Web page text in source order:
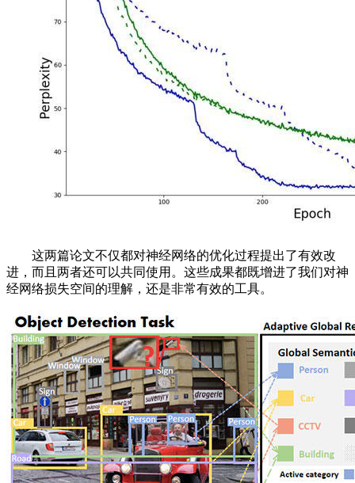
这两篇论文不仅都对神经网络的优化过程提出了有效改
进，而且两者还可以共同使用。这些成果都既增进了我们对神
经网络损失空间的理解，还是非常有效的工具。